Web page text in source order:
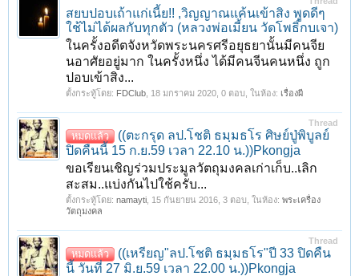
สยบปอบเถ้าแก่เนี้ย!! ,วิญญาณแค้นเข้าสิง พูดดีๆ
ใช้ไม่ได้ผลกับทุกตัว (หลวงพ่อเมี้ยน วัดโพธิ์กบเจา)
ในครั้งอดีตจังหวัดพระนครศรีอยุธยานั้นมีคนจีย
นอาศัยอยู่มาก ในครั้งหนึ่ง ได้มีคนจีนคนหนึ่ง ถูก
ปอบเข้าสิง...
ตั้งกระทู้โดย: FDClub 18 มกราคม 2020 , 0 ตอบ, ในห้อง: เรื่องผี
Thread
หมดแล้ว
((ตะกรุด ลป.โชติ ธมฺมธโร ศิษย์ปู่พิบูลย์
ปิดคืนนี้ 15 ก.ย.59 เวลา 22.10 น.))Pkongja
ขอเรียนเชิญร่วมประมูลวัตถุมงคลเก่าเก็บ..เลิก
สะสม..แบ่งกันไปใช้ครับ...
ตั้งกระทู้โดย: namayti 15 กันยายน 2016 , 3 ตอบ, ในห้อง: พระเครื่อง
วัตถุมงคล
Thread
หมดแล้ว
((เหรียญ"ลป.โชติ ธมฺมธโร"ปี 33 ปิดคืน
นี้ วันที่ 27 มิ.ย.59 เวลา 22.00 น.))Pkongja